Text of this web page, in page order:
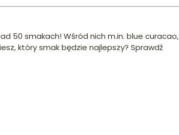
50 smakach! Wśród nich m.in. blue curacao,
który smak będzie najlepszy? Sprawdź